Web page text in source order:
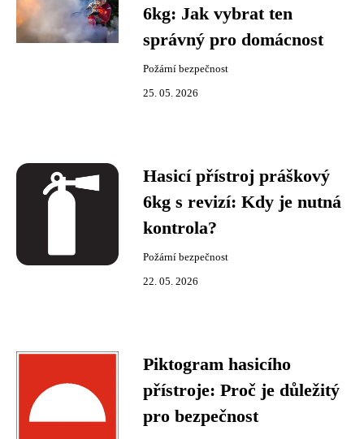
6kg: Jak vybrat ten
správný pro domácnost
Požární bezpečnost
25. 05. 2026
Hasicí přístroj práškový
6kg s revizí: Kdy je nutná
kontrola?
Požární bezpečnost
22. 05. 2026
Piktogram hasicího
přístroje: Proč je důležitý
pro bezpečnost